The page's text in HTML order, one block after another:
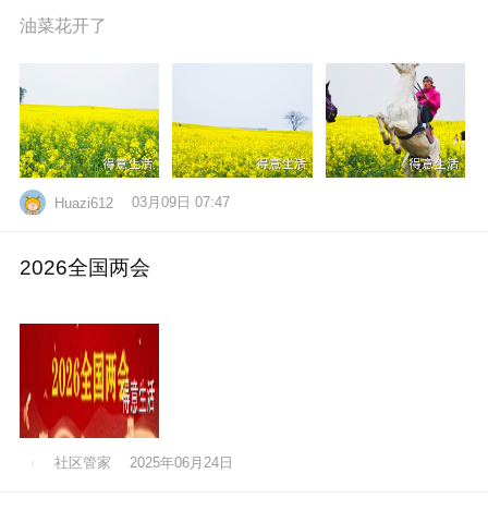
油菜花开了
Huazi612 03月09日 07:47
2026全国两会
社区管家 2025年06月24日